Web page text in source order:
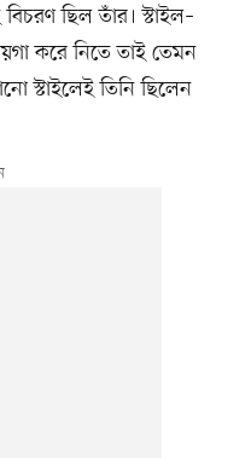
ছিল তাঁর। স্টাইল–
করে নিতে তাই তেমন
স্টাইলেই তিনি ছিলেন